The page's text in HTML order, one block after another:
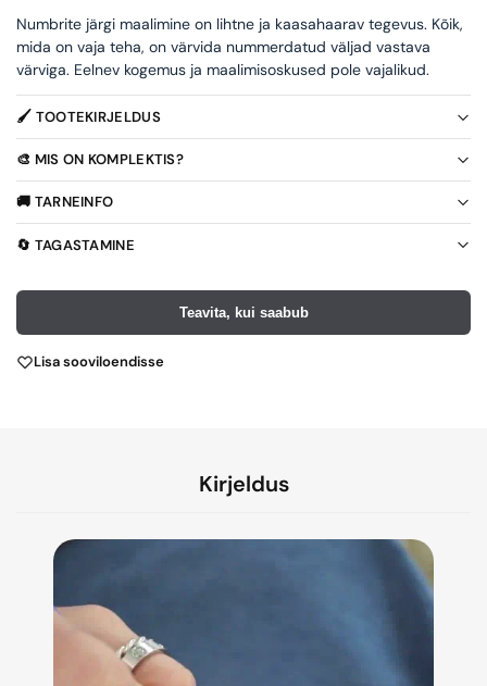
Numbrite järgi maalimine on lihtne ja kaasahaarav tegevus. Kõik,
mida on vaja teha, on värvida nummerdatud väljad vastava
värviga. Eelnev kogemus ja maalimisoskused pole vajalikud.
🖌️ TOOTEKIRJELDUS
🎨 MIS ON KOMPLEKTIS?
🚚 TARNEINFO
🔄 TAGASTAMINE
Teavita, kui saabub
Lisa sooviloendisse
Kirjeldus